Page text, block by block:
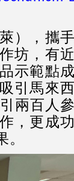
），攜
坊，有近
示範點
引馬來
兩百人
，更成